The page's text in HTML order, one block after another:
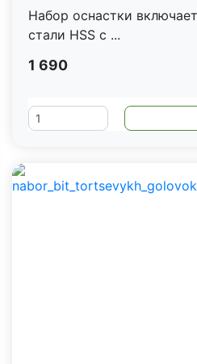
Набор оснастки
стали HSS с ...
1 690